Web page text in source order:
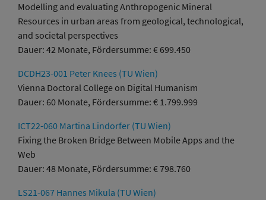
Modelling and evaluating Anthropogenic Mineral
Resources in urban areas from geological, technological,
and societal perspectives
Dauer: 42 Monate, Fördersumme: € 699.450
DCDH23-001 Peter Knees (TU Wien)
Vienna Doctoral College on Digital Humanism
Dauer: 60 Monate, Fördersumme: € 1.799.999
ICT22-060 Martina Lindorfer (TU Wien)
Fixing the Broken Bridge Between Mobile Apps and the
Web
Dauer: 48 Monate, Fördersumme: € 798.760
LS21-067 Hannes Mikula (TU Wien)